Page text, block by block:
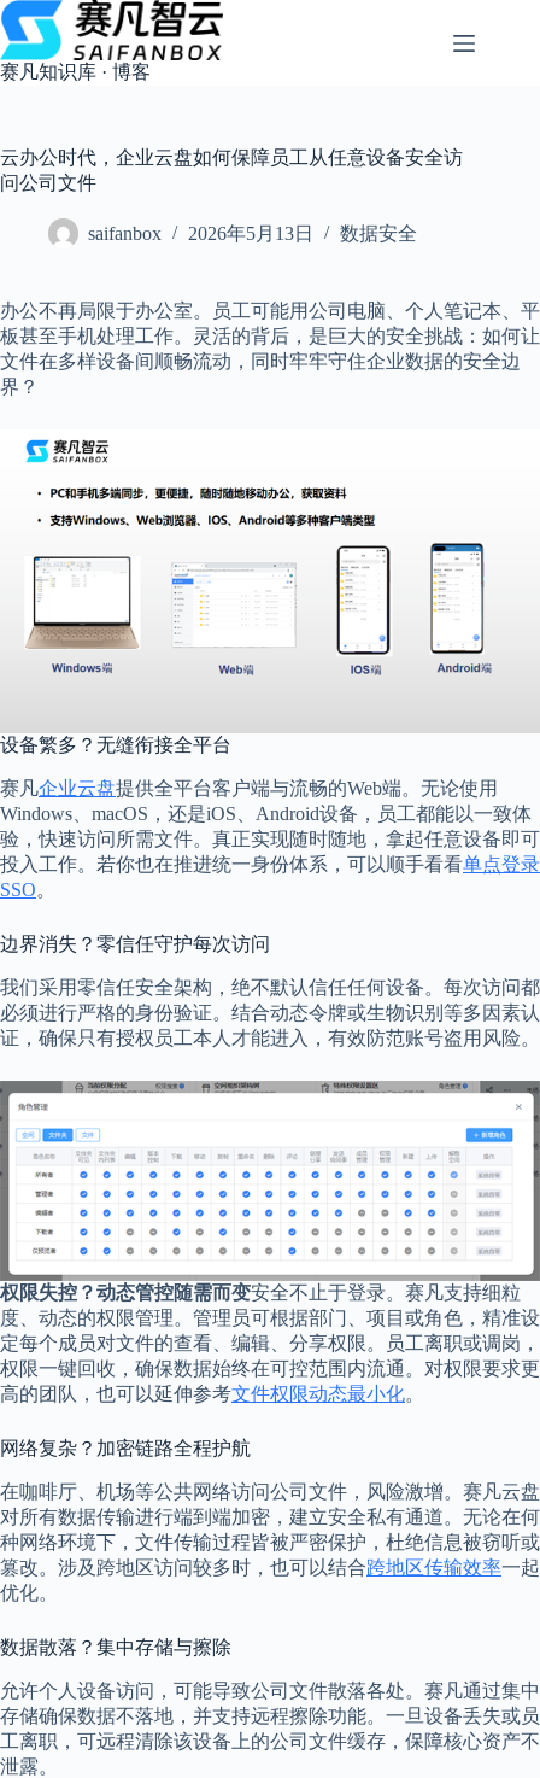
跳
过
内
容
赛凡知识库 · 博客
云办公时代，企业云盘如何保障员工从任意设备安全访
问公司文件
saifanbox 2026年5月13日 数据安全
办公不再局限于办公室。员工可能用公司电脑、个人笔记本、平
板甚至手机处理工作。灵活的背后，是巨大的安全挑战：如何让
文件在多样设备间顺畅流动，同时牢牢守住企业数据的安全边
界？
设备繁多？无缝衔接全平台
赛凡企业云盘提供全平台客户端与流畅的Web端。无论使用
Windows、macOS，还是iOS、Android设备，员工都能以一致体
验，快速访问所需文件。真正实现随时随地，拿起任意设备即可
投入工作。若你也在推进统一身份体系，可以顺手看看单点登录
SSO。
边界消失？零信任守护每次访问
我们采用零信任安全架构，绝不默认信任任何设备。每次访问都
必须进行严格的身份验证。结合动态令牌或生物识别等多因素认
证，确保只有授权员工本人才能进入，有效防范账号盗用风险。
权限失控？动态管控随需而变安全不止于登录。赛凡支持细粒
度、动态的权限管理。管理员可根据部门、项目或角色，精准设
定每个成员对文件的查看、编辑、分享权限。员工离职或调岗，
权限一键回收，确保数据始终在可控范围内流通。对权限要求更
高的团队，也可以延伸参考文件权限动态最小化。
网络复杂？加密链路全程护航
在咖啡厅、机场等公共网络访问公司文件，风险激增。赛凡云盘
对所有数据传输进行端到端加密，建立安全私有通道。无论在何
种网络环境下，文件传输过程皆被严密保护，杜绝信息被窃听或
篡改。涉及跨地区访问较多时，也可以结合跨地区传输效率一起
优化。
数据散落？集中存储与擦除
允许个人设备访问，可能导致公司文件散落各处。赛凡通过集中
存储确保数据不落地，并支持远程擦除功能。一旦设备丢失或员
工离职，可远程清除该设备上的公司文件缓存，保障核心资产不
泄露。